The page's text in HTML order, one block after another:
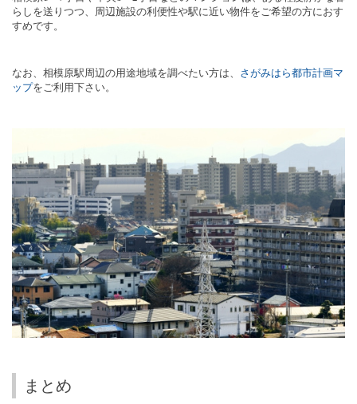
らしを送りつつ、周辺施設の利便性や駅に近い物件をご希望の方におす
すめです。
なお、相模原駅周辺の用途地域を調べたい方は、 さがみはら都市計画マ
ップをご利用下さい。
まとめ